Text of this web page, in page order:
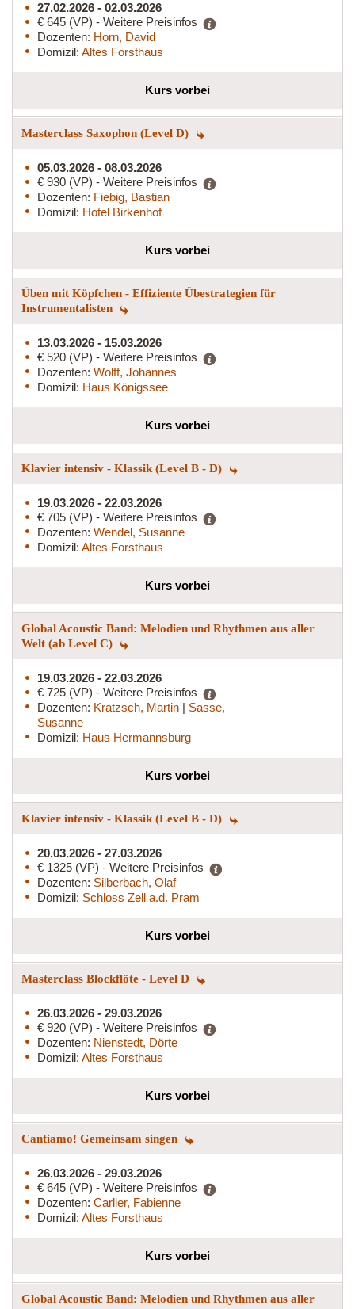
27.02.2026 - 02.03.2026
€ 645 (VP) - Weitere Preisinfos
Dozenten: Horn, David
Domizil: Altes Forsthaus
Kurs vorbei
Masterclass Saxophon (Level D)
05.03.2026 - 08.03.2026
€ 930 (VP) - Weitere Preisinfos
Dozenten: Fiebig, Bastian
Domizil: Hotel Birkenhof
Kurs vorbei
Üben mit Köpfchen - Effiziente Übestrategien für
Instrumentalisten
13.03.2026 - 15.03.2026
€ 520 (VP) - Weitere Preisinfos
Dozenten: Wolff, Johannes
Domizil: Haus Königssee
Kurs vorbei
Klavier intensiv - Klassik (Level B - D)
19.03.2026 - 22.03.2026
€ 705 (VP) - Weitere Preisinfos
Dozenten: Wendel, Susanne
Domizil: Altes Forsthaus
Kurs vorbei
Global Acoustic Band: Melodien und Rhythmen aus aller
Welt (ab Level C)
19.03.2026 - 22.03.2026
€ 725 (VP) - Weitere Preisinfos
Dozenten: Kratzsch, Martin | Sasse,
Susanne
Domizil: Haus Hermannsburg
Kurs vorbei
Klavier intensiv - Klassik (Level B - D)
20.03.2026 - 27.03.2026
€ 1325 (VP) - Weitere Preisinfos
Dozenten: Silberbach, Olaf
Domizil: Schloss Zell a.d. Pram
Kurs vorbei
Masterclass Blockflöte - Level D
26.03.2026 - 29.03.2026
€ 920 (VP) - Weitere Preisinfos
Dozenten: Nienstedt, Dörte
Domizil: Altes Forsthaus
Kurs vorbei
Cantiamo! Gemeinsam singen
26.03.2026 - 29.03.2026
€ 645 (VP) - Weitere Preisinfos
Dozenten: Carlier, Fabienne
Domizil: Altes Forsthaus
Kurs vorbei
Global Acoustic Band: Melodien und Rhythmen aus aller